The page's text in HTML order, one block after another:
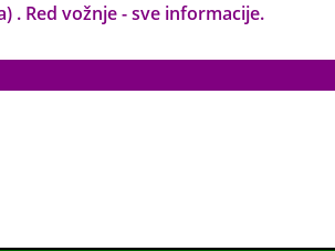
. Red vožnje - sve informacije.